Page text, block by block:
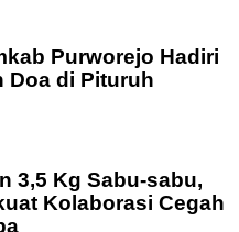
Purworejo Hadiri
Doa di Pituruh
3,5 Kg Sabu-sabu,
Kolaborasi Cegah